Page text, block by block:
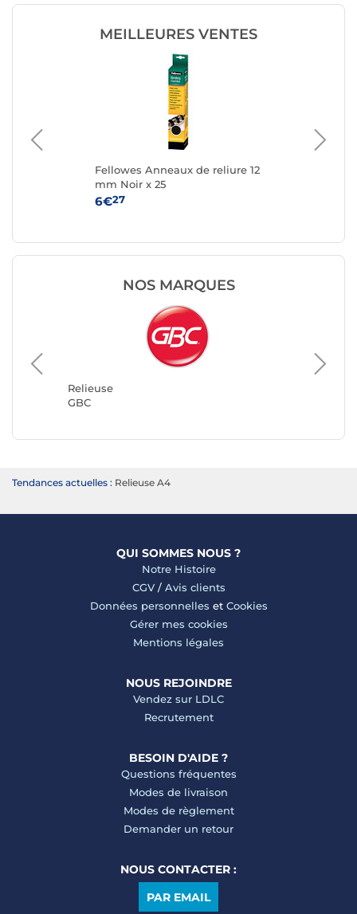
MEILLEURES VENTES
Fellowes Anneaux de reliure 12
mm Noir x 25
6€27
NOS MARQUES
Relieuse
GBC
Tendances actuelles : Relieuse A4
QUI SOMMES NOUS ?
Notre Histoire
CGV/ Avis clients
Données personnelles et Cookies
Gérer mes cookies
Mentions légales
NOUS REJOINDRE
Vendez sur LDLC
Recrutement
BESOIN D'AIDE ?
Questions fréquentes
Modes de livraison
Modes de règlement
Demander un retour
NOUS CONTACTER :
PAR EMAIL